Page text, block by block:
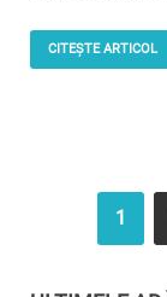
CITEȘTE ARTICOL
1